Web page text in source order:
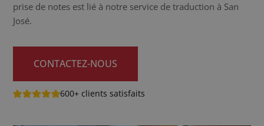
prise de notes est lié à notre service de traduction à San
José.
CONTACTEZ-NOUS
600+ clients satisfaits